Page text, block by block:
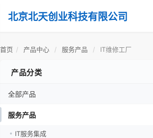
北京北天创业科技有限公司
首页 / 产品中心 / 服务产品 / IT维修工厂
产品分类
全部产品
服务产品
IT服务集成